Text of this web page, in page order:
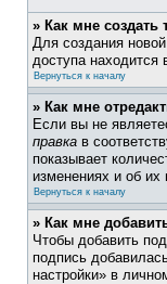
» Как мне
Для создания
доступа
Вернуться к началу
» Как мне
Если вы не
правка в
показывает
изменениях и об их
Вернуться к началу
» Как мне
Чтобы добавить
подпись
настройки» в